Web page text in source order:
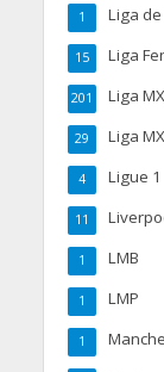
Liga
1
Liga
15
Liga MX
201
Liga
29
Ligue 1
4
11
LMB
1
LMP
1
1